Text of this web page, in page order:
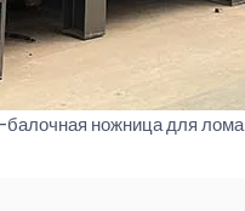
балочная ножница для лома